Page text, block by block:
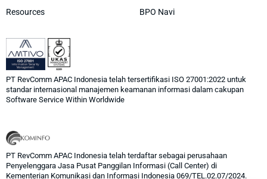
Resources BPO Navi
PT RevComm APAC Indonesia telah tersertifikasi ISO 27001:2022 untuk
standar internasional manajemen keamanan informasi dalam cakupan
Software Service Within Worldwide
PT RevComm APAC Indonesia telah terdaftar sebagai perusahaan
Penyelenggara Jasa Pusat Panggilan Informasi (Call Center) di
Kementerian Komunikasi dan Informasi Indonesia 069/TEL.02.07/2024.